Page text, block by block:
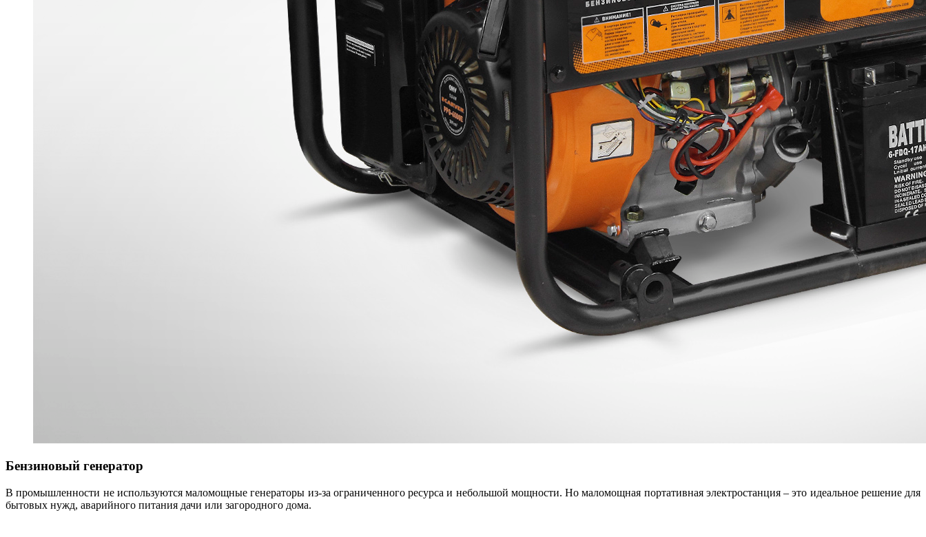
Бензиновый генератор
В промышленности не используются маломощные генераторы из-за ограниченного ресурса и небольшой мощности. Но маломощная портативная электростанция – это идеальное решение для
бытовых нужд, аварийного питания дачи или загородного дома.